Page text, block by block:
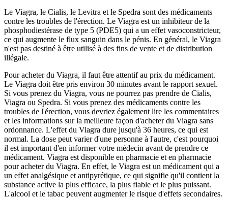
Le Viagra, le Cialis, le Levitra et le Spedra sont des médicaments
contre les troubles de l'érection. Le Viagra est un inhibiteur de la
phosphodiestérase de type 5 (PDE5) qui a un effet vasoconstricteur,
ce qui augmente le flux sanguin dans le pénis. En général, le Viagra
n'est pas destiné à être utilisé à des fins de vente et de distribution
illégale.
Pour acheter du Viagra, il faut être attentif au prix du médicament.
Le Viagra doit être pris environ 30 minutes avant le rapport sexuel.
Si vous prenez du Viagra, vous ne pourrez pas prendre de Cialis,
Viagra ou Spedra. Si vous prenez des médicaments contre les
troubles de l'érection, vous devriez également lire les commentaires
et les informations sur la meilleure façon d'acheter du Viagra sans
ordonnance. L'effet du Viagra dure jusqu'à 36 heures, ce qui est
normal. La dose peut varier d'une personne à l'autre, c'est pourquoi
il est important d'en informer votre médecin avant de prendre ce
médicament. Viagra est disponible en pharmacie et en pharmacie
pour acheter du Viagra. En effet, le Viagra est un médicament qui a
un effet analgésique et antipyrétique, ce qui signifie qu'il contient la
substance active la plus efficace, la plus fiable et le plus puissant.
L'alcool et le tabac peuvent augmenter le risque d'effets secondaires.